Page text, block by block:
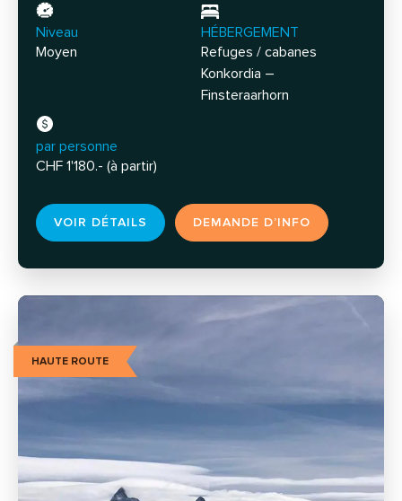
Niveau
Moyen
HÉBERGEMENT
Refuges / cabanes
Konkordia –
Finsteraarhorn
par personne
CHF 1'180.- (à partir)
VOIR DÉTAILS DEMANDE D’INFO
HAUTE ROUTE